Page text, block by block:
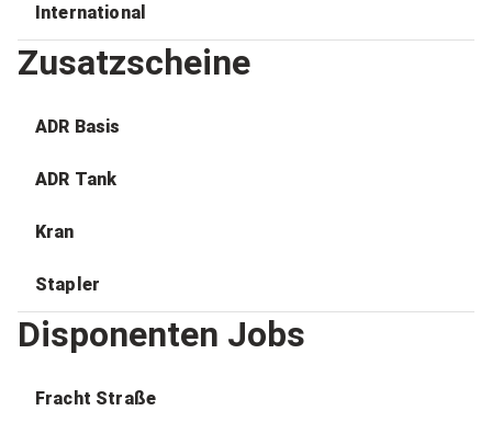
International
Zusatzscheine
ADR Basis
ADR Tank
Kran
Stapler
Disponenten Jobs
Fracht Straße